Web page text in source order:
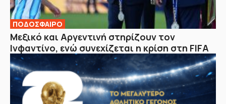
ΠΟΔΟΣΦΑΙΡΟ
Μεξικό και Αργεντινή στηρίζουν τον
Ινφαντίνο, ενώ συνεχίζεται η κρίση στη FIFA